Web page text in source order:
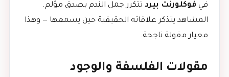
في فوكلورنت بيرد تتكرر جمل الندم بصدق مؤلم.
المشاهد يتذكر علاقاته الحقيقية حين يسمعها — وهذا
معيار مقولة ناجحة.
مقولات الفلسفة والوجود